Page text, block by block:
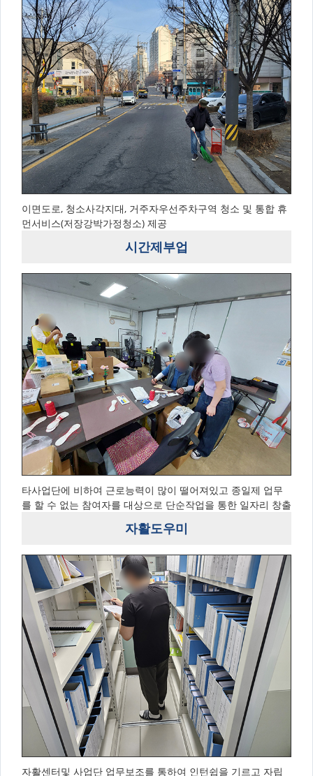
이면도로, 청소사각지대, 거주자우선주차구역 청소 및 통합 휴
먼서비스(저장강박가정청소) 제공
시간제부업
타사업단에 비하여 근로능력이 많이 떨어져있고 종일제 업무
를 할 수 없는 참여자를 대상으로 단순작업을 통한 일자리 창출
자활도우미
자활센터및 사업단 업무보조를 통하여 인턴쉽을 기르고 자립